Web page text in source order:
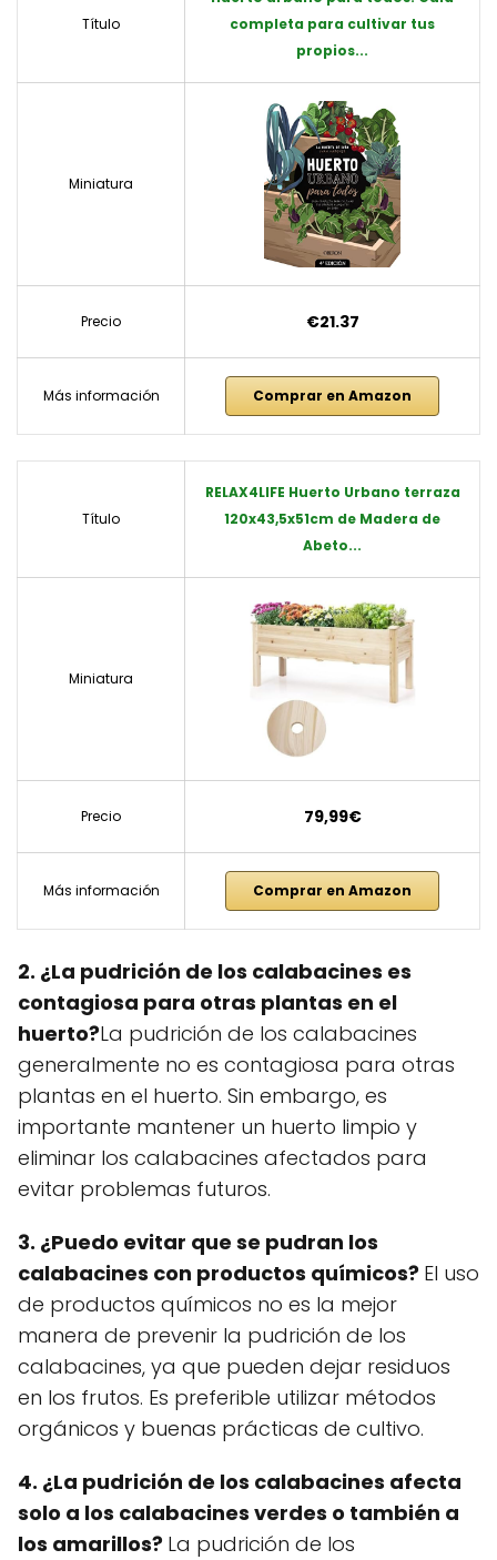
Título
completa para cultivar tus
propios...
Miniatura
Precio €21.37
Más información Comprar en Amazon
Título
RELAX4LIFE Huerto Urbano terraza
120x43,5x51cm de Madera de
Abeto...
Miniatura
Precio 79,99€
Más información Comprar en Amazon
2. ¿La pudrición de los calabacines es
contagiosa para otras plantas en el
huerto?La pudrición de los calabacines
generalmente no es contagiosa para otras
plantas en el huerto. Sin embargo, es
importante mantener un huerto limpio y
eliminar los calabacines afectados para
evitar problemas futuros.
3. ¿Puedo evitar que se pudran los
calabacines con productos químicos? El uso
de productos químicos no es la mejor
manera de prevenir la pudrición de los
calabacines, ya que pueden dejar residuos
en los frutos. Es preferible utilizar métodos
orgánicos y buenas prácticas de cultivo.
4. ¿La pudrición de los calabacines afecta
solo a los calabacines verdes o también a
los amarillos? La pudrición de los